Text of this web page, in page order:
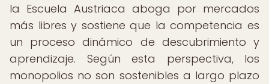
la Escuela Austriaca aboga por mercados
más libres y sostiene que la competencia es
un proceso dinámico de descubrimiento y
aprendizaje. Según esta perspectiva, los
monopolios no son sostenibles a largo plazo